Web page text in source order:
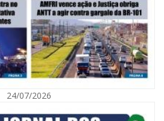
Municipal de Habitação de Interesse
24/07/2026